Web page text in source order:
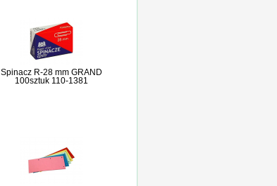
Spinacz R-28 mm GRAND
100sztuk 110-1381